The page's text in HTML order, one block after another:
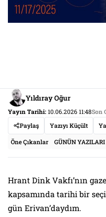
Yıldıray Oğur
Yayın Tarihi:10.06.2026 11:48Son
Paylaş
Yazıyı Küçült
Öne Çıkanlar GÜNÜN YAZILARI
Hrant Dink Vakfı’nın
kapsamında tarihi bir
gün Erivan’daydım.